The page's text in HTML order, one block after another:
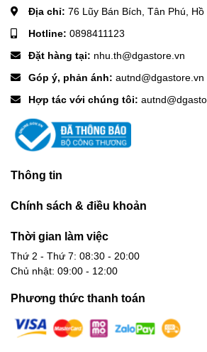
Địa chỉ: 76 Lũy Bán Bích, Tân Phú, Hồ
Hotline: 0898411123
Đặt hàng tại: nhu.th@dgastore.vn
Góp ý, phản ánh: autnd@dgastore.vn
Hợp tác với chúng tôi:
Thông tin
Chính sách & điều khoản
Thời gian làm việc
Thứ 2 - Thứ 7: 08:30 - 20:00
Chủ nhật: 09:00 - 12:00
Phương thức thanh toán